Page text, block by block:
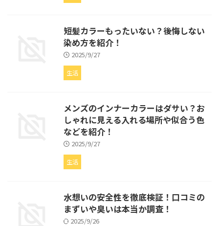
短髪カラーもったいない？後悔しない
染め方を紹介！
2025/9/27
生活
メンズのインナーカラーはダサい？お
しゃれに見える入れる場所や似合う色
などを紹介！
2025/9/27
生活
水想いの安全性を徹底検証！口コミの
まずいや臭いは本当か調査！
2025/9/26